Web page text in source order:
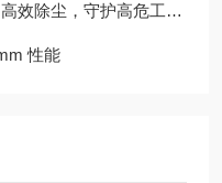
尘，守护高危工况安全
性能